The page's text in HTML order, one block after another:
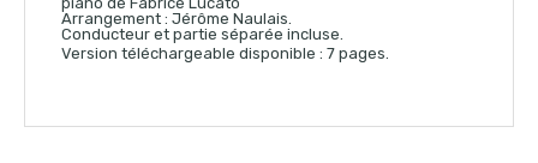
Arrangement : Jérôme Naulais.
Conducteur et partie séparée incluse.
Version téléchargeable disponible : 7 pages.